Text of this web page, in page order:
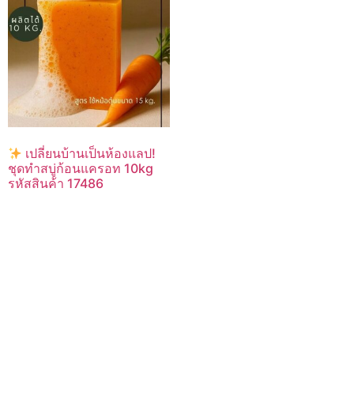
เปลี่ยนบ้านเป็นห้องแลป!
ชุดทำสบู่ก้อนแครอท 10kg
รหัสสินค้า 17486